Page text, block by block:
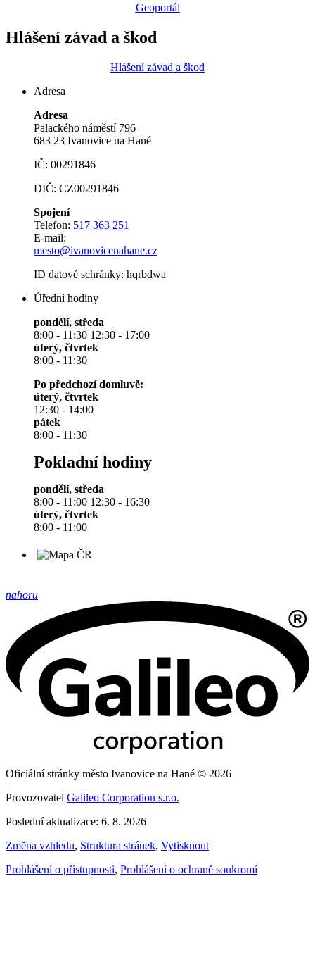
Geoportál
Hlášení závad a škod
Hlášení závad a škod
Adresa
Adresa
Palackého náměstí 796
683 23 Ivanovice na Hané
IČ: 00291846
DIČ: CZ00291846
Spojení
Telefon: 517 363 251
E-mail:
mesto@ivanovicenahane.cz
ID datové schránky: hqrbdwa
Úřední hodiny
pondělí, středa
8:00 - 11:30 12:30 - 17:00
úterý, čtvrtek
8:00 - 11:30
Po předchozí domluvě:
úterý, čtvrtek
12:30 - 14:00
pátek
8:00 - 11:30
Pokladní hodiny
pondělí, středa
8:00 - 11:00 12:30 - 16:30
úterý, čtvrtek
8:00 - 11:00
nahoru
Oficiální stránky město Ivanovice na Hané © 2026
Provozovatel Galileo Corporation s.r.o.
Poslední aktualizace: 6. 8. 2026
Změna vzhledu, Struktura stránek, Vytisknout
Prohlášení o přístupnosti, Prohlášení o ochraně soukromí